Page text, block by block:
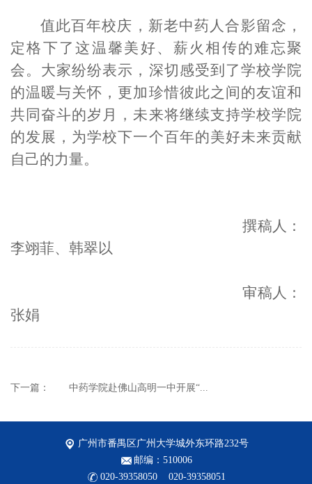
值此百年校庆，新老中药人合影留念，
定格下了这温馨美好、 薪火相传的难忘聚
会。 大家纷纷表示， 深切感受到了学校学院
的温暖与关怀，更加珍惜彼此之间的友谊和
共同奋斗的岁月
，未来将继续支持学校学院
的发展，为学校下一个百年的美好未来贡献
自己的力量。
撰稿人：
李翊菲、韩翠以
审稿人：
张娟
下一篇： 中药学院赴佛山高明一中开展“...
广州市番禺区广州大学城外东环路232号
邮编：510006
020-39358050 020-39358051